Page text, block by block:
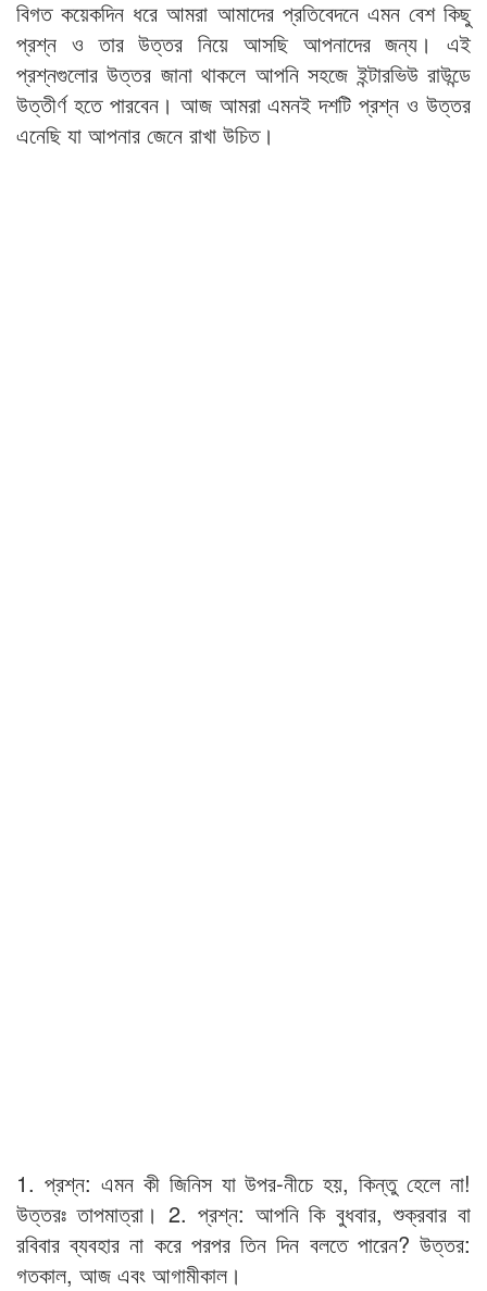
বিগত কয়েকদিন ধরে আমরা আমাদের প্রতিবেদনে এমন বেশ কিছু
প্রশ্ন ও তার উত্তর নিয়ে আসছি আপনাদের জন্য। এই
প্রশ্নগুলোর উত্তর জানা থাকলে আপনি সহজে ইন্টারভিউ রাউন্ডে
উত্তীর্ণ হতে পারবেন। আজ আমরা এমনই দশটি প্রশ্ন ও উত্তর
এনেছি যা আপনার জেনে রাখা উচিত।
1. প্রশ্ন: এমন কী জিনিস যা উপর-নীচে হয়, কিন্তু হেলে না!
উত্তরঃ তাপমাত্রা। 2. প্রশ্ন: আপনি কি বুধবার, শুক্রবার বা
রবিবার ব্যবহার না করে পরপর তিন দিন বলতে পারেন? উত্তর:
গতকাল, আজ এবং আগামীকাল।